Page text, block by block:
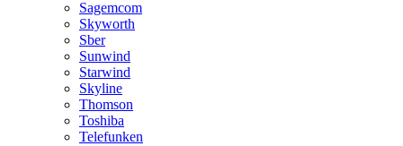
Sagemcom
Skyworth
Sber
Sunwind
Starwind
Skyline
Thomson
Toshiba
Telefunken